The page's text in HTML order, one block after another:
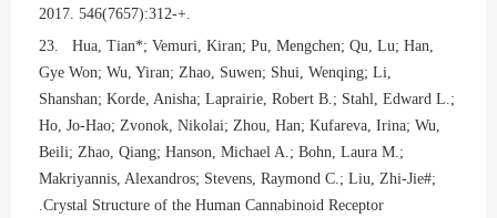
2017. 546(7657):312-+.
23. Hua, Tian*; Vemuri, Kiran; Pu, Mengchen; Qu, Lu; Han,
Gye Won; Wu, Yiran; Zhao, Suwen; Shui, Wenqing; Li,
Shanshan; Korde, Anisha; Laprairie, Robert B.; Stahl, Edward L.;
Ho, Jo-Hao; Zvonok, Nikolai; Zhou, Han; Kufareva, Irina; Wu,
Beili; Zhao, Qiang; Hanson, Michael A.; Bohn, Laura M.;
Makriyannis, Alexandros; Stevens, Raymond C.; Liu, Zhi-Jie#;
.Crystal Structure of the Human Cannabinoid Receptor